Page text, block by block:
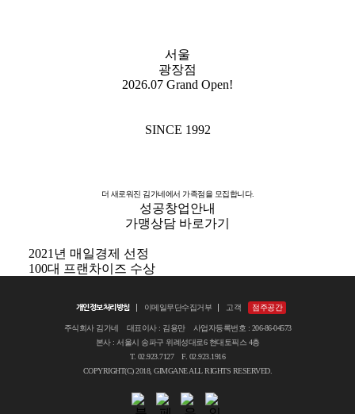
서울
광장점
2026.07 Grand Open!
SINCE 1992
더 새로워진 김가네에서 가족점을 모집합니다.
성공창업안내
가맹상담 바로가기
2021년 매일경제 선정
100대 프랜차이즈 수상
개인정보처리방침 이메일무단수집거부 고객 점주공간
주식회사 김가네 대표이사 : 김용만 사업자등록번호 : 206-86-04573
본사 : 서울시 송파구 위례성대로6 현대토픽스 4층
T. 02.923.7127 F. 02.923.1916
COPYRIGHT(C) 2018, GIMGANE ALL RIGHTS RESERVED.